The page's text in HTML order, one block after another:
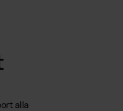
alla